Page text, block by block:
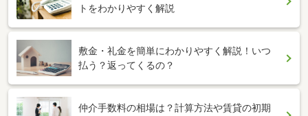
トをわかりやすく解説
敷金・礼金を簡単にわかりやすく解説！いつ
払う？返ってくるの？
仲介手数料の相場は？計算方法や賃貸の初期